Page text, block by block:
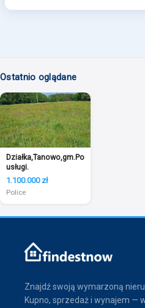
Ostatnio oglądane
Działka,Tanowo,gm.Police,3166m2,plan-
usługi.
1.100.000 zł
Police
Znajdź swoją wymarzoną
Kupno, sprzedaż i wynajem —